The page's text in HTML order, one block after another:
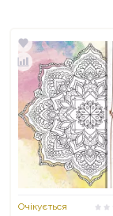
Очікується